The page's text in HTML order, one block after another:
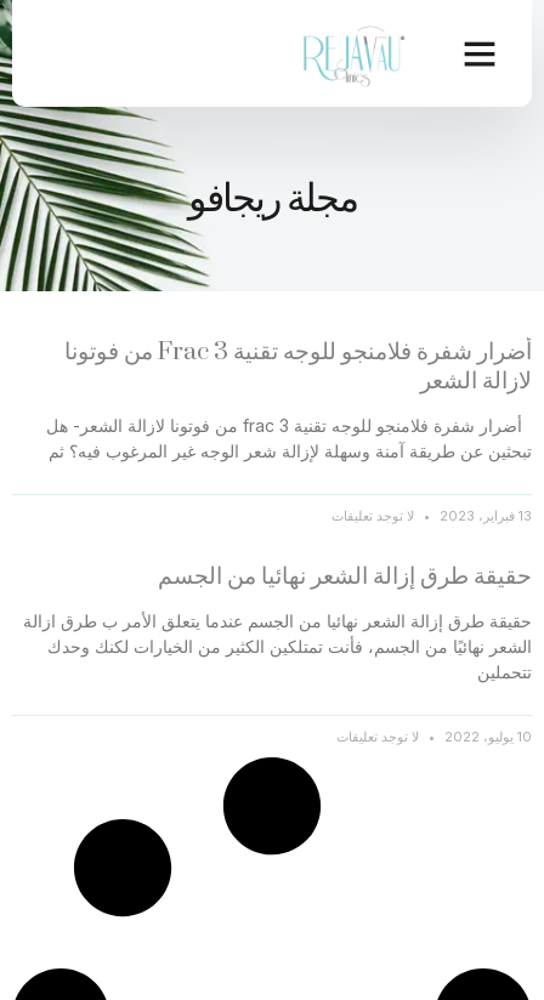
مجلة ريجافو
أضرار شفرة فلامنجو للوجه تقنية Frac 3 من فوتونا
لازالة الشعر
أضرار شفرة فلامنجو للوجه تقنية frac 3 من فوتونا لازالة الشعر- هل
تبحثين عن طريقة آمنة وسهلة لإزالة شعر الوجه غير المرغوب فيه؟ ثم
13 فبراير، 2023 لا توجد تعليقات
حقيقة طرق إزالة الشعر نهائيا من الجسم
حقيقة طرق إزالة الشعر نهائيا من الجسم عندما يتعلق الأمر ب طرق ازالة
الشعر نهائيًا من الجسم، فأنت تمتلكين الكثير من الخيارات لكنك وحدك
تتحملين
10 يوليو، 2022 لا توجد تعليقات